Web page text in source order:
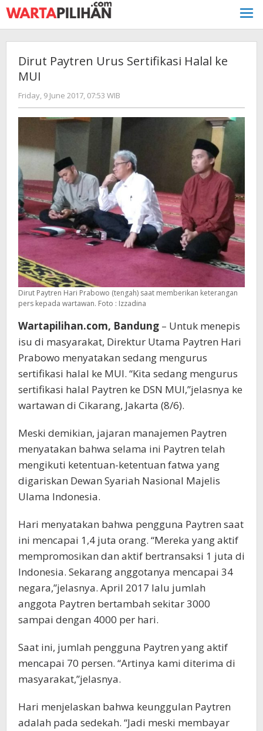
Skip
to
content
Dirut Paytren Urus Sertifikasi Halal ke
MUI
Friday, 9 June 2017, 07:53 WIB
redaksi
Dirut Paytren Hari Prabowo (tengah) saat memberikan keterangan
pers kepada wartawan. Foto : Izzadina
Wartapilihan.com, Bandung – Untuk menepis
isu di masyarakat, Direktur Utama Paytren Hari
Prabowo menyatakan sedang mengurus
sertifikasi halal ke MUI. “Kita sedang mengurus
sertifikasi halal Paytren ke DSN MUI,”jelasnya ke
wartawan di Cikarang, Jakarta (8/6).
Meski demikian, jajaran manajemen Paytren
menyatakan bahwa selama ini Paytren telah
mengikuti ketentuan-ketentuan fatwa yang
digariskan Dewan Syariah Nasional Majelis
Ulama Indonesia.
Hari menyatakan bahwa pengguna Paytren saat
ini mencapai 1,4 juta orang. “Mereka yang aktif
mempromosikan dan aktif bertransaksi 1 juta di
Indonesia. Sekarang anggotanya mencapai 34
negara,”jelasnya. April 2017 lalu jumlah
anggota Paytren bertambah sekitar 3000
sampai dengan 4000 per hari.
Saat ini, jumlah pengguna Paytren yang aktif
mencapai 70 persen. “Artinya kami diterima di
masyarakat,”jelasnya.
Hari menjelaskan bahwa keunggulan Paytren
adalah pada sedekah. “Jadi meski membayar